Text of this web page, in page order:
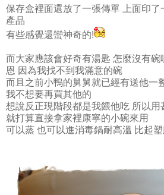
保存盒裡面還放了一張傳單 上面印了
產品
有些感覺還蠻神奇的!
而大家應該會好奇有湯匙 怎麼沒有碗
恩 因為我找不到我滿意的碗
而且之前小鴨的舅舅就已經有送他一
我不想要再買其他的
想說反正現階段都是我餵他吃 所以用
就打算直接拿家裡康寧的小碗來用
可以蒸 也可以進消毒鍋耐高溫 比起